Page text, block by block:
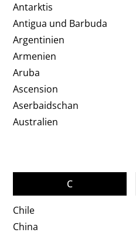
Antarktis
Antigua und Barbuda
Argentinien
Armenien
Aruba
Ascension
Aserbaidschan
Australien
C
Chile
China